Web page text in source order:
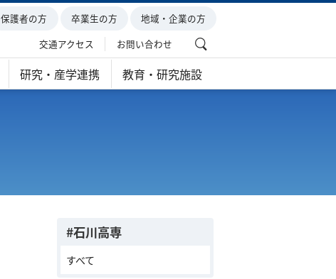
研究・産学連携 教育・研究施設
保護者の方 卒業生の方
地域・企業の方
交通アクセス
お問い合わせ
#石川高専
すべて